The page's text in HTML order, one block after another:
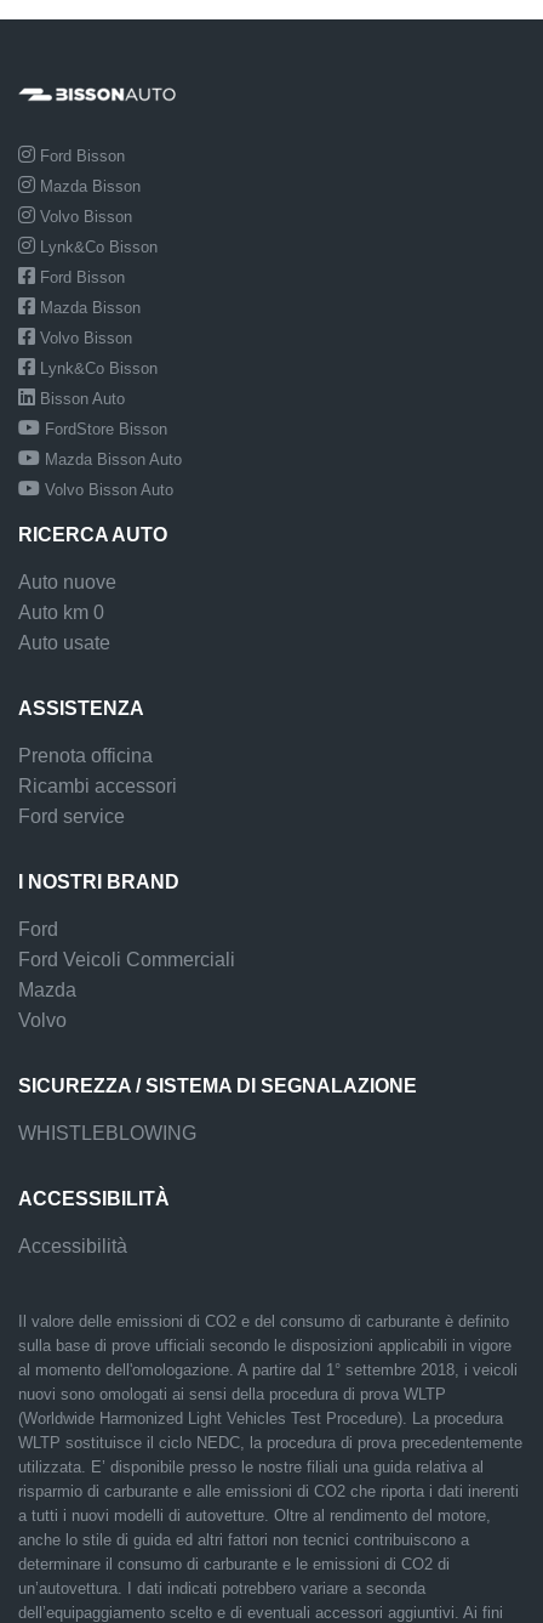
Ford Bisson
Mazda Bisson
Volvo Bisson
Lynk&Co Bisson
Ford Bisson
Mazda Bisson
Volvo Bisson
Lynk&Co Bisson
Bisson Auto
FordStore Bisson
Mazda Bisson Auto
Volvo Bisson Auto
RICERCA AUTO
Auto nuove
Auto km 0
Auto usate
ASSISTENZA
Prenota officina
Ricambi accessori
Ford service
I NOSTRI BRAND
Ford
Ford Veicoli Commerciali
Mazda
Volvo
SICUREZZA / SISTEMA DI SEGNALAZIONE
WHISTLEBLOWING
ACCESSIBILITÀ
Accessibilità
Il valore delle emissioni di CO2 e del consumo di carburante è definito
sulla base di prove ufficiali secondo le disposizioni applicabili in vigore
al momento dell'omologazione. A partire dal 1° settembre 2018, i veicoli
nuovi sono omologati ai sensi della procedura di prova WLTP
(Worldwide Harmonized Light Vehicles Test Procedure). La procedura
WLTP sostituisce il ciclo NEDC, la procedura di prova precedentemente
utilizzata. E’ disponibile presso le nostre filiali una guida relativa al
risparmio di carburante e alle emissioni di CO2 che riporta i dati inerenti
a tutti i nuovi modelli di autovetture. Oltre al rendimento del motore,
anche lo stile di guida ed altri fattori non tecnici contribuiscono a
determinare il consumo di carburante e le emissioni di CO2 di
un’autovettura. I dati indicati potrebbero variare a seconda
dell’equipaggiamento scelto e di eventuali accessori aggiuntivi. Ai fini